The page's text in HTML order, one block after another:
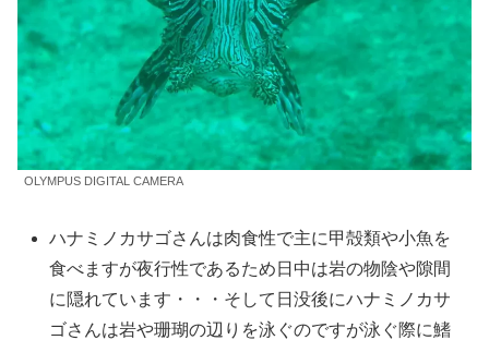
OLYMPUS DIGITAL CAMERA
ハナミノカサゴさんは肉食性で主に甲殻類や小魚を
食べますが夜行性であるため日中は岩の物陰や隙間
に隠れています・・・そして日没後にハナミノカサ
ゴさんは岩や珊瑚の辺りを泳ぐのですが泳ぐ際に鰭